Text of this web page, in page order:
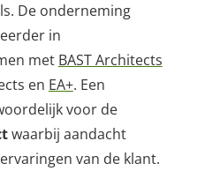
De onderneming
in
met BAST Architects
en EA+. Een
voor de
waarbij aandacht
van de klant.